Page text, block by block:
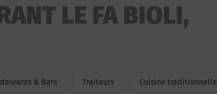
LE FA BIOLI,
& Bars Traiteurs Cuisine traditionnelle